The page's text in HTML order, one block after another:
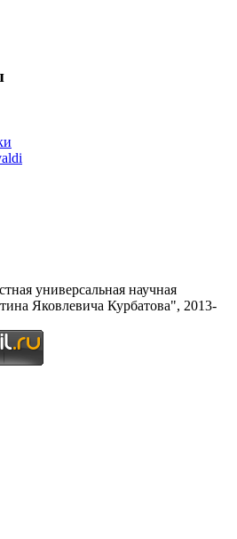
универсальная научная
Яковлевича Курбатова", 2013-